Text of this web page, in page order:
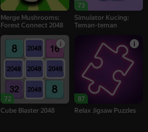
Merge Mushrooms:
Forest Connect 2048
73
Simulator Kucing:
Teman-teman
72
Cube Blaster 2048
87
Relax Jigsaw Puzzles